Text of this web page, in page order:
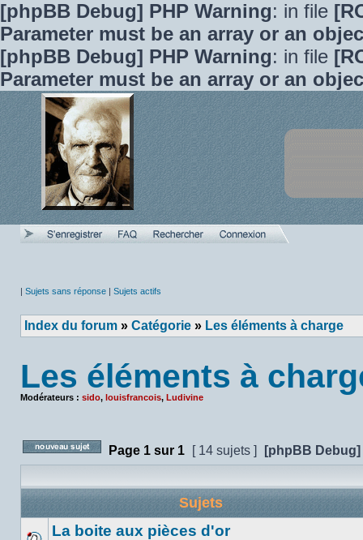
[phpBB Debug] PHP Warning: in file
Parameter must be an array or an
[phpBB Debug] PHP Warning: in file
Parameter must be an array or an
| Sujets sans réponse | Sujets actifs
Index du forum » Catégorie » Les éléments à charge
Les éléments à
Modérateurs : sido, louisfrancois, Ludivine
Poster un nouveau sujet
Page 1 sur 1 [ 14 sujets ] [phpBB
Sujets
La boite aux pièces d'or